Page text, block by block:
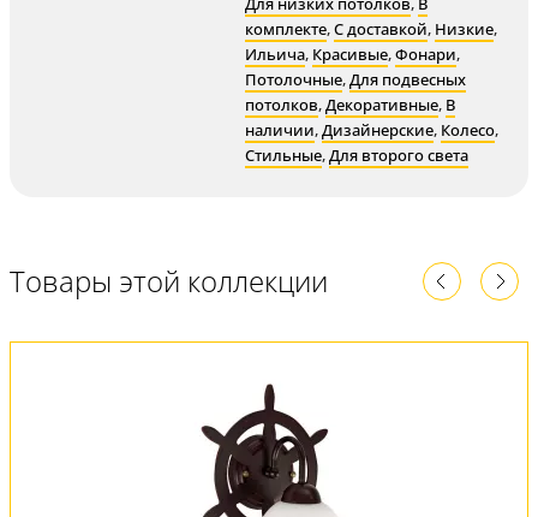
комплекте,С доставкой, Низкие,
Ильича, Красивые,Фонари,
Потолочные,Для подвесных
потолков,Декоративные, В
наличии,Дизайнерские, Колесо,
Стильные,Для второго света
Товары этой коллекции